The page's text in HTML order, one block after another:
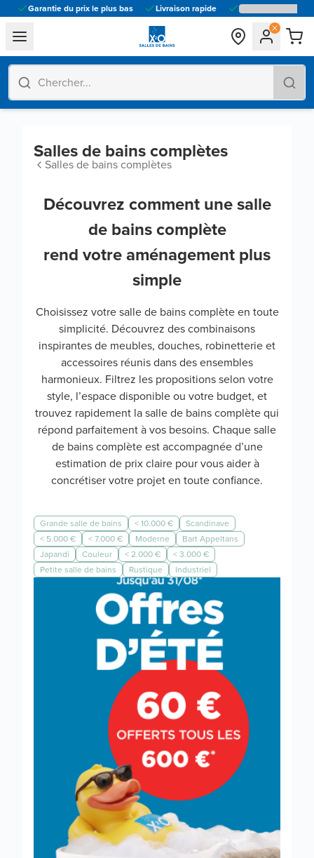
Garantie du prix le plus bas Livraison rapide
general.navigation.toggle_menu.label
Salles de bains complètes
Salles de bains complètes
Découvrez comment une salle
de bains complète
rend votre aménagement plus
simple
Choisissez votre salle de bains complète en toute
simplicité. Découvrez des combinaisons
inspirantes de meubles, douches, robinetterie et
accessoires réunis dans des ensembles
harmonieux. Filtrez les propositions selon votre
style, l’espace disponible ou votre budget, et
trouvez rapidement la salle de bains complète qui
répond parfaitement à vos besoins. Chaque salle
de bains complète est accompagnée d’une
estimation de prix claire pour vous aider à
concrétiser votre projet en toute confiance.
Grande salle de bains < 10.000 €
Scandinave
< 5.000 €
< 7.000 € Moderne
Bart Appeltans
Japandi
Couleur < 2.000 €
< 3.000 €
Petite salle de bains
Rustique Industriel